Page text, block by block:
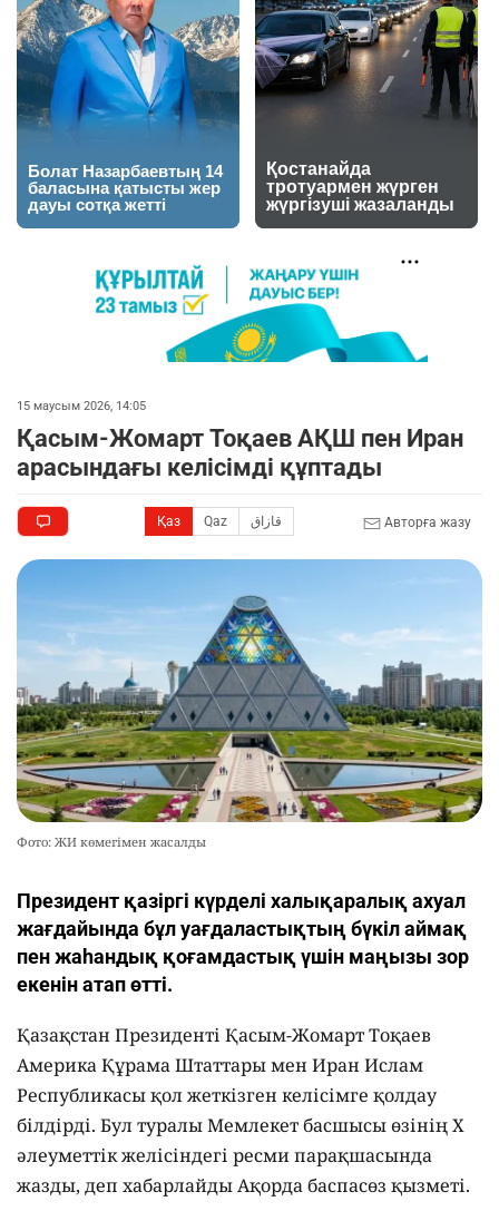
15 маусым 2026, 14:05
Қасым-Жомарт Тоқаев АҚШ пен Иран
арасындағы келісімді құптады
Қаз Qaz قازاق Авторға жазу
Фото: ЖИ көмегімен жасалды
Президент қазіргі күрделі халықаралық ахуал
жағдайында бұл уағдаластықтың бүкіл аймақ
пен жаһандық қоғамдастық үшін маңызы зор
екенін атап өтті.
Қазақстан Президенті Қасым-Жомарт Тоқаев
Америка Құрама Штаттары мен Иран Ислам
Республикасы қол жеткізген келісімге қолдау
білдірді. Бул туралы Мемлекет басшысы өзінің Х
әлеуметтік желісіндегі ресми парақшасында
жазды, деп хабарлайды Ақорда баспасөз қызметі.